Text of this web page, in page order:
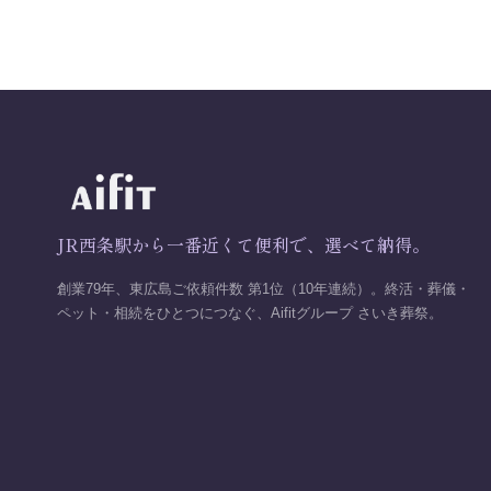
JR西条駅から一番近くて便利で、選べて納得。
創業79年、東広島ご依頼件数 第1位（10年連続）。終活・葬儀・
ペット・相続をひとつにつなぐ、Aifitグループ さいき葬祭。